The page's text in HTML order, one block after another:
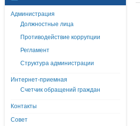
Администрация
Должностные лица
Противодействие коррупции
Регламент
Структура администрации
Интернет-приемная
Счетчик обращений граждан
Контакты
Совет